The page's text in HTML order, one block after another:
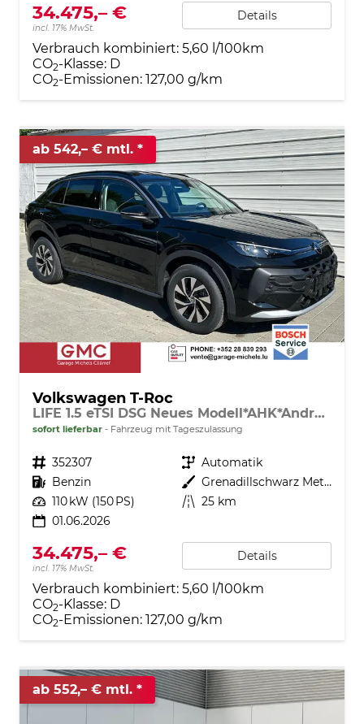
34.475,– €
incl. 17% MwSt.
Details
Verbrauch kombiniert: 5,60 l/100km
CO2-Klasse: D
CO2-Emissionen: 127,00 g/km
ab 542,– € mtl.
Volkswagen T-Roc
LIFE 1.5 eTSI DSG Neues Modell*AHK*Android Auto*SHZ*ACC*Kamera*5J Garantie*Klimaauto*
sofort lieferbar Fahrzeug mit Tageszulassung
Fahrzeugnr. 352307 Getriebe Automatik
Kraftstoff Benzin Außenfarbe
Grenadillschwarz Metallic
Leistung 110 kW (150 PS) Kilometerstand 25 km
01.06.2026
34.475,– €
incl. 17% MwSt.
Details
Verbrauch kombiniert: 5,60 l/100km
CO2-Klasse: D
CO2-Emissionen: 127,00 g/km
ab 552,– € mtl.